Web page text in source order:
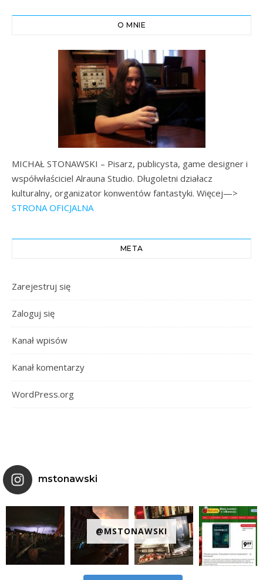
O MNIE
MICHAŁ STONAWSKI – Pisarz, publicysta, game designer i
współwłaściciel Alrauna Studio. Długoletni działacz
kulturalny, organizator konwentów fantastyki. Więcej—>
STRONA OFICJALNA
META
Zarejestruj się
Zaloguj się
Kanał wpisów
Kanał komentarzy
WordPress.org
@MSTONAWSKI
mstonawski